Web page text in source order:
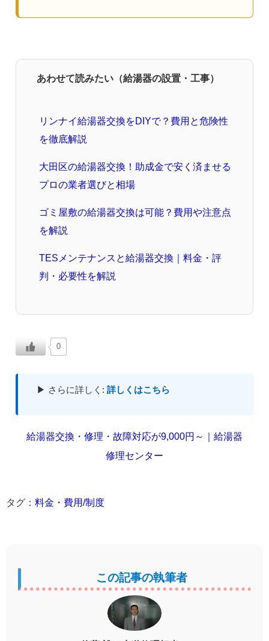
あわせて読みたい（給湯器の設置・工事）
リンナイ給湯器交換をDIYで？費用と危険性
を徹底解説
大田区の給湯器交換！助成金で安く済ませる
プロの業者選びと相場
ゴミ屋敷の給湯器交換は可能？費用や注意点
を解説
TESメンテナンスと給湯器交換｜料金・評
判・必要性を解説
0
▶ さらに詳しく: 詳しくはこちら
給湯器交換・修理・故障対応が9,000円～｜給湯器
修理センター
タグ： 料金・費用/制度
この記事の執筆者